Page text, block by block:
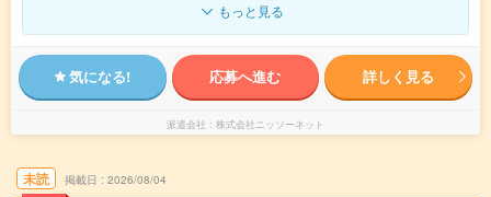
もっと見る
気になる! 応募へ進む 詳しく見る
派遣会社 株式会社ニッソーネット
未読 掲載日 2026/08/04